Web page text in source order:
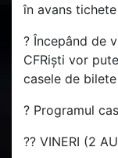
în avans
? Începând de
CFRiști vor
casele de
? Programul
?? VINERI (2